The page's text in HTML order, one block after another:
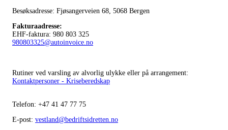
Besøksadresse: Fjøsangerveien 68, 5068 Bergen
Fakturaadresse:
EHF-faktura: 980 803 325
980803325@autoinvoice.no
Rutiner ved varsling av alvorlig ulykke eller på arrangement:
Kontaktpersoner - Kriseberedskap
Telefon: +47 41 47 77 75
E-post: vestland@bedriftsidretten.no